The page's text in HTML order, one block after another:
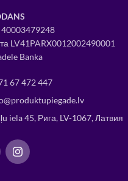
40003479248
LV41PARX0012002490001
Banka
67 472 447
iela 45, Рига, LV-1067, Латвия